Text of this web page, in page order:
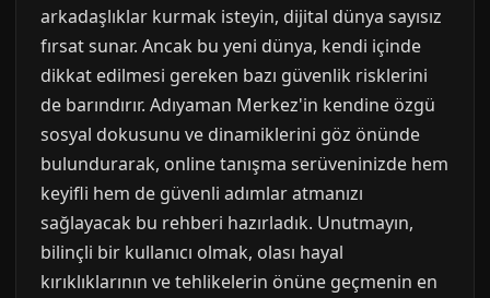
arkadaşlıklar kurmak isteyin, dijital dünya sayısız
fırsat sunar. Ancak bu yeni dünya, kendi içinde
dikkat edilmesi gereken bazı güvenlik risklerini
de barındırır. Adıyaman Merkez'in kendine özgü
sosyal dokusunu ve dinamiklerini göz önünde
bulundurarak, online tanışma serüveninizde hem
keyifli hem de güvenli adımlar atmanızı
sağlayacak bu rehberi hazırladık. Unutmayın,
bilinçli bir kullanıcı olmak, olası hayal
kırıklıklarının ve tehlikelerin önüne geçmenin en